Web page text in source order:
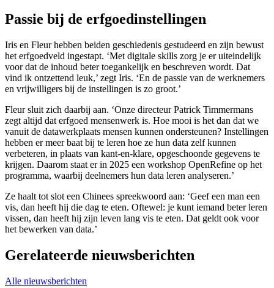
Passie bij de erfgoedinstellingen
Iris en Fleur hebben beiden geschiedenis gestudeerd en zijn bewust
het erfgoedveld ingestapt. ‘Met digitale skills zorg je er uiteindelijk
voor dat de inhoud beter toegankelijk en beschreven wordt. Dat
vind ik ontzettend leuk,’ zegt Iris. ‘En de passie van de werknemers
en vrijwilligers bij de instellingen is zo groot.’
Fleur sluit zich daarbij aan. ‘Onze directeur Patrick Timmermans
zegt altijd dat erfgoed mensenwerk is. Hoe mooi is het dan dat we
vanuit de datawerkplaats mensen kunnen ondersteunen? Instellingen
hebben er meer baat bij te leren hoe ze hun data zelf kunnen
verbeteren, in plaats van kant-en-klare, opgeschoonde gegevens te
krijgen. Daarom staat er in 2025 een workshop OpenRefine op het
programma, waarbij deelnemers hun data leren analyseren.’
Ze haalt tot slot een Chinees spreekwoord aan: ‘Geef een man een
vis, dan heeft hij die dag te eten. Oftewel: je kunt iemand beter leren
vissen, dan heeft hij zijn leven lang vis te eten. Dat geldt ook voor
het bewerken van data.’
Gerelateerde nieuwsberichten
Alle nieuwsberichten